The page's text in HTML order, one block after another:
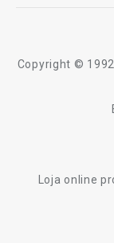
Copyright ©
Loja online